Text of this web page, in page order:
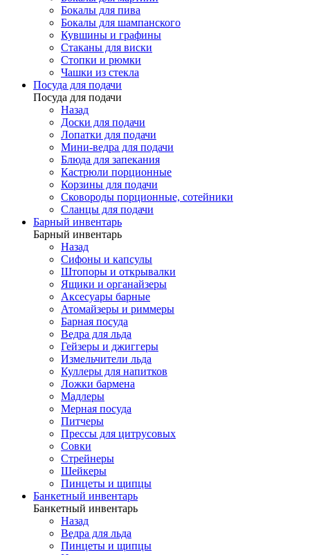
Бокалы для пива
Бокалы для шампанского
Кувшины и графины
Стаканы для виски
Стопки и рюмки
Чашки из стекла
Посуда для подачи
Посуда для подачи
Назад
Доски для подачи
Лопатки для подачи
Мини-ведра для подачи
Блюда для запекания
Кастрюли порционные
Корзины для подачи
Сковороды порционные, сотейники
Сланцы для подачи
Барный инвентарь
Барный инвентарь
Назад
Сифоны и капсулы
Штопоры и открывалки
Ящики и органайзеры
Аксесуары барные
Атомайзеры и риммеры
Барная посуда
Ведра для льда
Гейзеры и джиггеры
Измельчители льда
Куллеры для напитков
Ложки бармена
Мадлеры
Мерная посуда
Питчеры
Прессы для цитрусовых
Совки
Стрейнеры
Шейкеры
Пинцеты и щипцы
Банкетный инвентарь
Банкетный инвентарь
Назад
Ведра для льда
Пинцеты и щипцы